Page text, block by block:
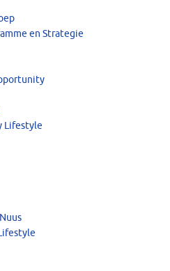
en Strategie
Lifestyle